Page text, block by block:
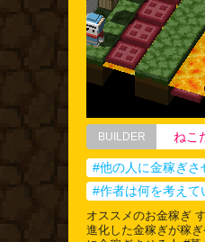
BUILDER ねこ
#他の人に金稼ぎさ
#作者は何を考えて
オススメのお金稼ぎ
進化した金稼ぎが稼